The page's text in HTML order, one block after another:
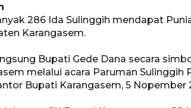
286 Ida Sulinggih mendapat
Karangasem.
Bupati Gede Dana secara
melalui acara Paruman Sulinggih
Bupati Karangasem, 5 Nopember
27 Juli